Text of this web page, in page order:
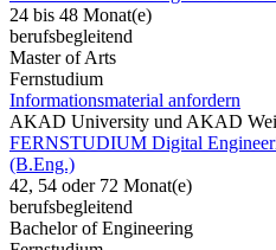
24 bis 48 Monat(e)
berufsbegleitend
Master of Arts
Fernstudium
Informationsmaterial anfordern
AKAD University und AKAD
FERNSTUDIUM Digital
(B.Eng.)
42, 54 oder 72 Monat(e)
berufsbegleitend
Bachelor of Engineering